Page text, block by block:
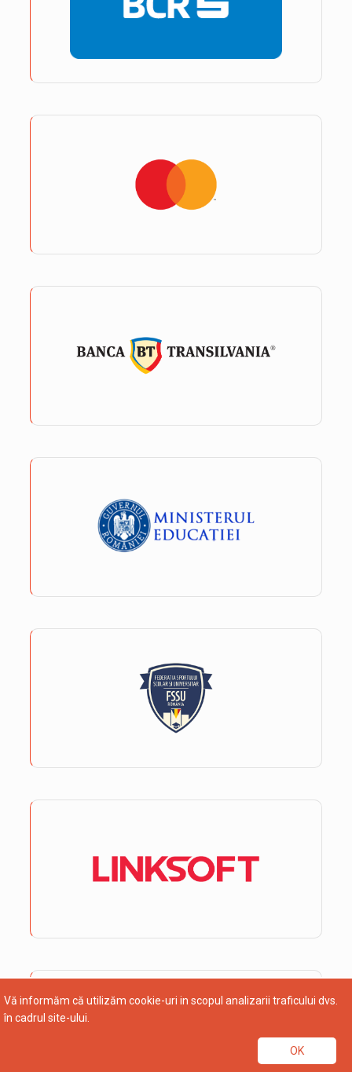
Vă informăm că utilizăm cookie-uri in scopul analizarii traficului dvs.
în cadrul site-ului.
OK